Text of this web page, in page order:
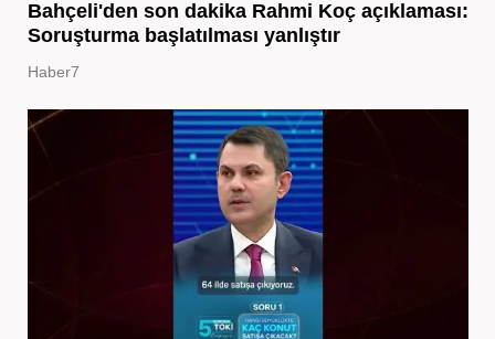
Bahçeli'den son dakika Rahmi Koç açıklaması:
Soruşturma başlatılması yanlıştır
Haber7